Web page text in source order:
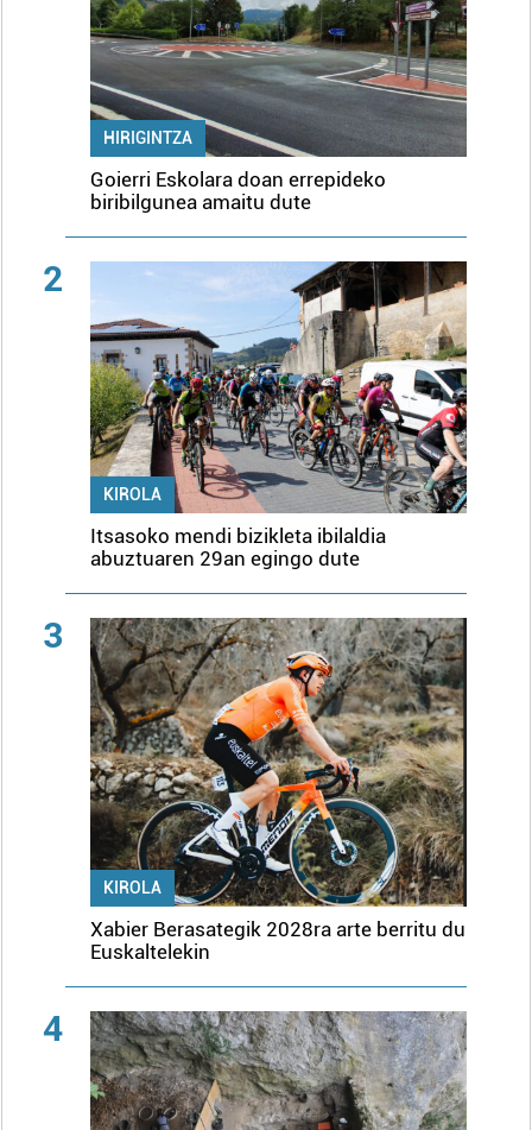
HIRIGINTZA
Goierri Eskolara doan errepideko
biribilgunea amaitu dute
2
KIROLA
Itsasoko mendi bizikleta ibilaldia
abuztuaren 29an egingo dute
3
KIROLA
Xabier Berasategik 2028ra arte berritu du
Euskaltelekin
4